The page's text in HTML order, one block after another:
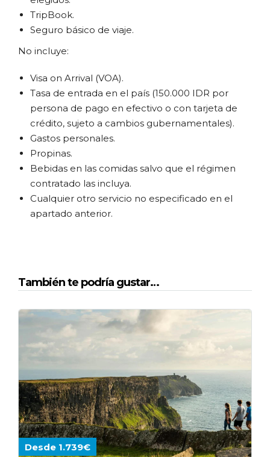
TripBook.
Seguro básico de viaje.
No incluye:
Visa on Arrival (VOA).
Tasa de entrada en el país (150.000 IDR por
persona de pago en efectivo o con tarjeta de
crédito, sujeto a cambios gubernamentales).
Gastos personales.
Propinas.
Bebidas en las comidas salvo que el régimen
contratado las incluya.
Cualquier otro servicio no especificado en el
apartado anterior.
También te podría gustar…
Desde 1.739€